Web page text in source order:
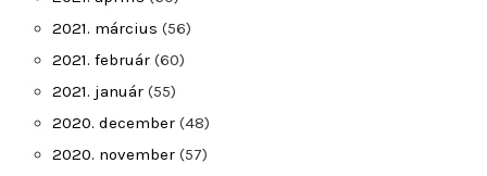
2021. március (56)
2021. február (60)
2021. január (55)
2020. december (48)
2020. november (57)